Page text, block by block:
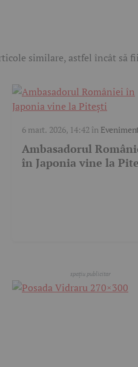
similare, astfel încât să
6 mart. 2026, 14:42 în
cultural
Ambasadorul
în Japonia vine la